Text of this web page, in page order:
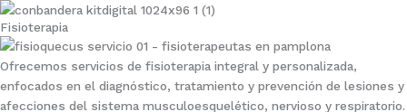
Fisioterapia
Ofrecemos servicios de fisioterapia integral y personalizada,
enfocados en el diagnóstico, tratamiento y prevención de lesiones y
afecciones del sistema musculoesquelético, nervioso y respiratorio.